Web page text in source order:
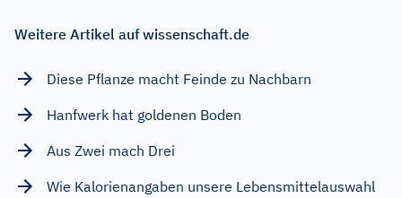
Weitere Artikel auf wissenschaft.de
Diese Pflanze macht Feinde zu Nachbarn
Hanfwerk hat goldenen Boden
Aus Zwei mach Drei
Wie Kalorienangaben unsere Lebensmittelauswahl